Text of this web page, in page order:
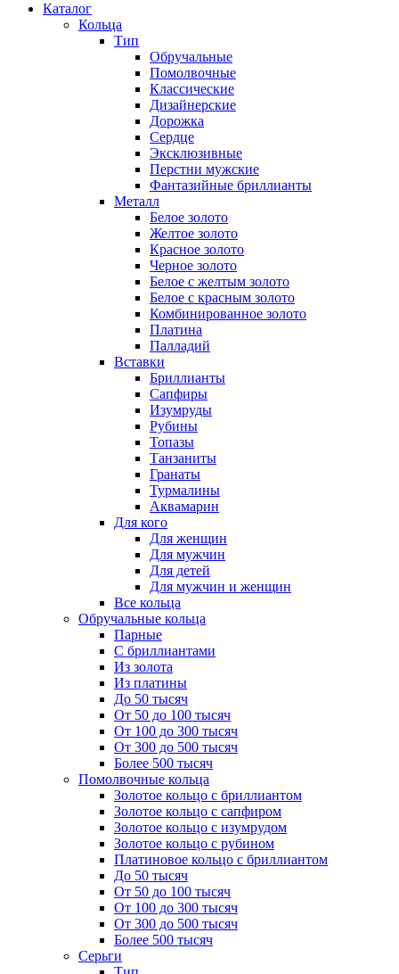
Каталог
Кольца
Тип
Обручальные
Помолвочные
Классические
Дизайнерские
Дорожка
Сердце
Эксклюзивные
Перстни мужские
Фантазийные бриллианты
Металл
Белое золото
Желтое золото
Красное золото
Черное золото
Белое с желтым золото
Белое с красным золото
Комбинированное золото
Платина
Палладий
Вставки
Бриллианты
Сапфиры
Изумруды
Рубины
Топазы
Танзаниты
Гранаты
Турмалины
Аквамарин
Для кого
Для женщин
Для мужчин
Для детей
Для мужчин и женщин
Все кольца
Обручальные кольца
Парные
С бриллиантами
Из золота
Из платины
До 50 тысяч
От 50 до 100 тысяч
От 100 до 300 тысяч
От 300 до 500 тысяч
Более 500 тысяч
Помолвочные кольца
Золотое кольцо с бриллиантом
Золотое кольцо с сапфиром
Золотое кольцо с изумрудом
Золотое кольцо с рубином
Платиновое кольцо с бриллиантом
До 50 тысяч
От 50 до 100 тысяч
От 100 до 300 тысяч
От 300 до 500 тысяч
Более 500 тысяч
Серьги